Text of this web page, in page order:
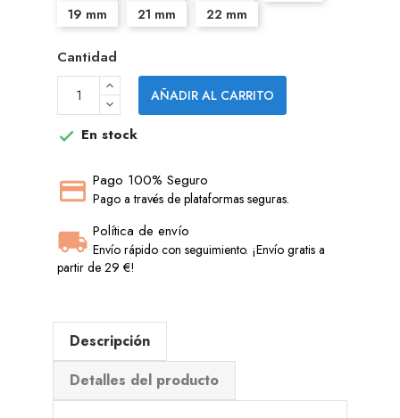
19 mm
21 mm 22 mm
Cantidad
AÑADIR AL CARRITO
 En stock
Pago 100% Seguro
Pago a través de plataformas seguras.
Política de envío
Envío rápido con seguimiento. ¡Envío gratis a
partir de 29 €!
Descripción
Detalles del producto